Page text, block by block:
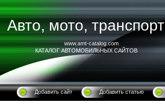
Авто, мото, транспорт
www.amt-catalog.com
КАТАЛОГ АВТОМОБИЛЬНЫХ САЙТОВ
Добавить сайт Добавить статью